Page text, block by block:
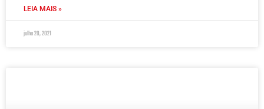
LEIA MAIS »
julho 20, 2021